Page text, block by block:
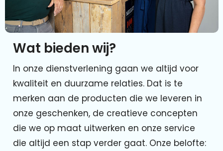
Wat bieden wij?
In onze dienstverlening gaan we altijd voor
kwaliteit en duurzame relaties. Dat is te
merken aan de producten die we leveren in
onze geschenken, de creatieve concepten
die we op maat uitwerken en onze service
die altijd een stap verder gaat. Onze belofte: